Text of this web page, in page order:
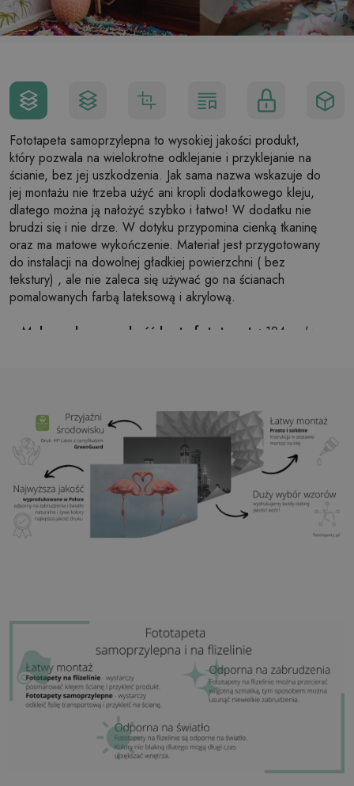
Fototapeta samoprzylepna to wysokiej jakości produkt,
który pozwala na wielokrotne odklejanie i przyklejanie na
ścianie, bez jej uszkodzenia. Jak sama nazwa wskazuje do
jej montażu nie trzeba użyć ani kropli dodatkowego kleju,
dlatego można ją nałożyć szybko i łatwo! W dodatku nie
brudzi się i nie drze. W dotyku przypomina cienką tkaninę
oraz ma matowe wykończenie. Materiał jest przygotowany
do instalacji na dowolnej gładkiej powierzchni ( bez
tekstury) , ale nie zaleca się używać go na ścianach
pomalowanych farbą lateksową i akrylową.
Maksymalna szerokość brytu fototapety: 124cm (w
Klej:Niepotrzebny
Zastosowanie:
Salon, sypialnia, pomieszczenia
biurowe, przedpokój i wiele innych